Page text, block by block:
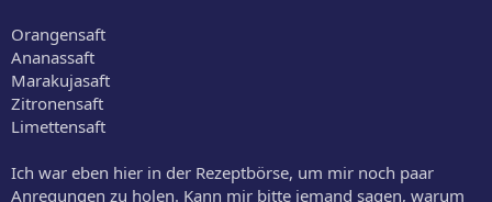
Orangensaft
Ananassaft
Marakujasaft
Zitronensaft
Limettensaft
Ich war eben hier in der Rezeptbörse, um mir noch paar
Anregungen zu holen. Kann mir bitte jemand sagen, warum